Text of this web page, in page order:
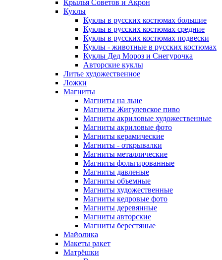
Крылья Советов и Акрон
Куклы
Куклы в русских костюмах большие
Куклы в русских костюмах средние
Куклы в русских костюмах подвески
Куклы - животные в русских костюмах
Куклы Дед Мороз и Снегурочка
Авторские куклы
Литье художественное
Ложки
Магниты
Магниты на льне
Магниты Жигулевское пиво
Магниты акриловые художественные
Магниты акриловые фото
Магниты керамические
Магниты - открывалки
Магниты металлические
Магниты фольгированные
Магниты давленые
Магниты объемные
Магниты художественные
Магниты кедровые фото
Магниты деревянные
Магниты авторские
Магниты берестяные
Майолика
Макеты ракет
Матрёшки